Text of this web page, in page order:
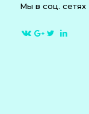
Мы в соц. сетях